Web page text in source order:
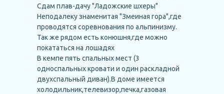
Сдам плав-дачу "Ладожские шхеры"
Неподалеку знаменитая "Змеиная гора",где
проводятся соревнования по альпинизму.
Так же рядом есть конюшня,где можно
покататься на лошадях
В кемпе пять спальных мест (3
односпальных кровати и один раскладной
двухспальный диван).В доме имеется
холодильник,телевизор,печка,газовая